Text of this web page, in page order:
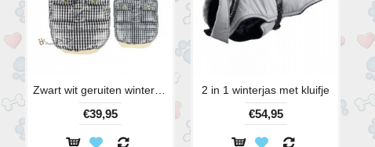
€39,95
2 in 1 winterjas met kluifje
€54,95